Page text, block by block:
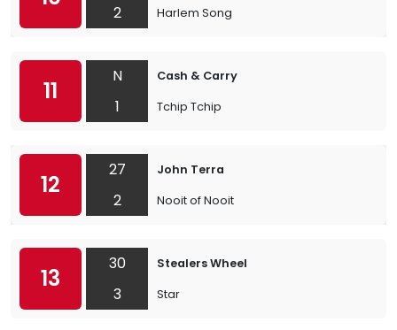
2
Harlem Song
11
N
1
Cash & Carry
Tchip Tchip
12
27
2
John Terra
Nooit of Nooit
13
30
3
Stealers Wheel
Star